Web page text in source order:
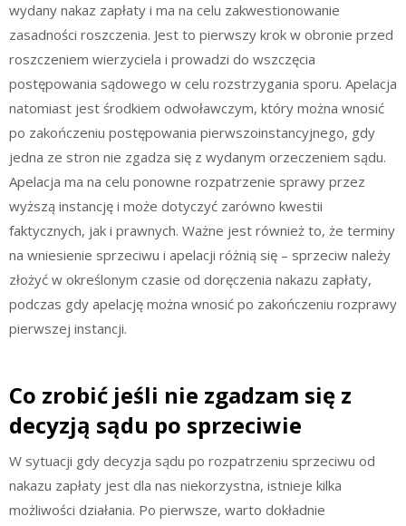
wydany nakaz zapłaty i ma na celu zakwestionowanie
zasadności roszczenia. Jest to pierwszy krok w obronie przed
roszczeniem wierzyciela i prowadzi do wszczęcia
postępowania sądowego w celu rozstrzygania sporu. Apelacja
natomiast jest środkiem odwoławczym, który można wnosić
po zakończeniu postępowania pierwszoinstancyjnego, gdy
jedna ze stron nie zgadza się z wydanym orzeczeniem sądu.
Apelacja ma na celu ponowne rozpatrzenie sprawy przez
wyższą instancję i może dotyczyć zarówno kwestii
faktycznych, jak i prawnych. Ważne jest również to, że terminy
na wniesienie sprzeciwu i apelacji różnią się – sprzeciw należy
złożyć w określonym czasie od doręczenia nakazu zapłaty,
podczas gdy apelację można wnosić po zakończeniu rozprawy
pierwszej instancji.
Co zrobić jeśli nie zgadzam się z
decyzją sądu po sprzeciwie
W sytuacji gdy decyzja sądu po rozpatrzeniu sprzeciwu od
nakazu zapłaty jest dla nas niekorzystna, istnieje kilka
możliwości działania. Po pierwsze, warto dokładnie